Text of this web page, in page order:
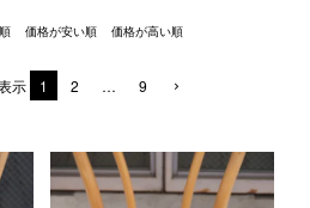
SEARCH
価格が安い順 価格が高い順
示 1 2 … 9